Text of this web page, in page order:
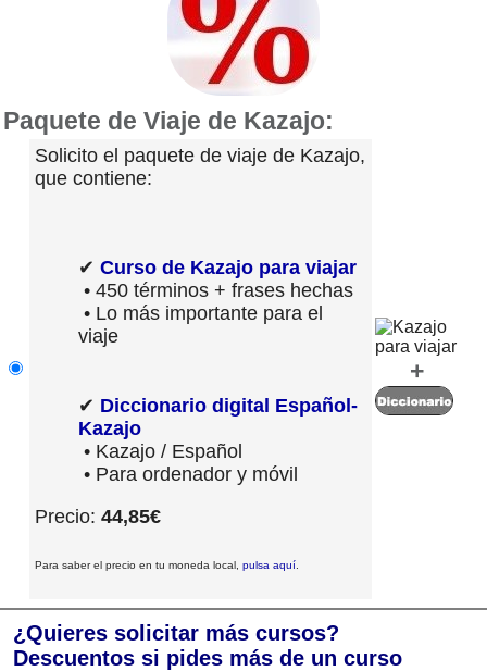
Paquete de Viaje de Kazajo:
Solicito el paquete de viaje de Kazajo,
que contiene:
✔ Curso de Kazajo para viajar
• 450 términos + frases hechas
• Lo más importante para el
viaje
✔ Diccionario digital Español-
Kazajo
• Kazajo / Español
• Para ordenador y móvil
Precio: 44,85€
Para saber el precio en tu moneda local, pulsa aquí
+
¿Quieres solicitar más cursos?
Descuentos si pides más de un curso